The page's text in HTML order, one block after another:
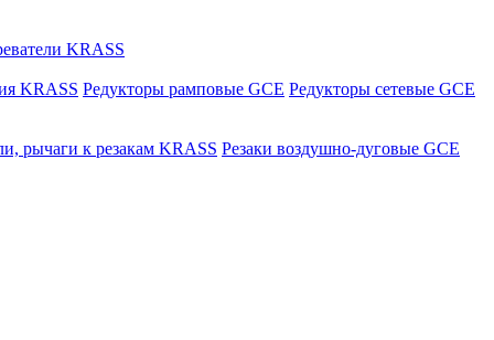
KRASS
KRASS Редукторы рамповые GCE Редукторы сетевые GCE
рычаги к резакам KRASS Резаки воздушно-дуговые GCE